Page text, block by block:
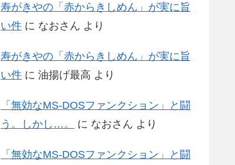
寿がきやの「赤からきしめん」が実に旨
い件 に なおさん より
寿がきやの「赤からきしめん」が実に旨
い件 に 油揚げ最高 より
「無効なMS-DOSファンクション」と闘
う。しかし…。
に なおさん より
「無効なMS-DOSファンクション」と闘